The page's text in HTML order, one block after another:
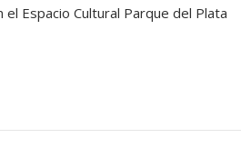
Espacio Cultural Parque del Plata